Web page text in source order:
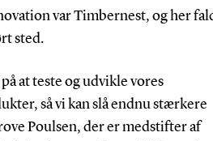
var Timbernest, og her
sted.
at teste og udvikle vores
så vi kan slå endnu stærkere
Poulsen, der er medstifter af